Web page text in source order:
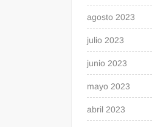
agosto 2023
julio 2023
junio 2023
mayo 2023
abril 2023